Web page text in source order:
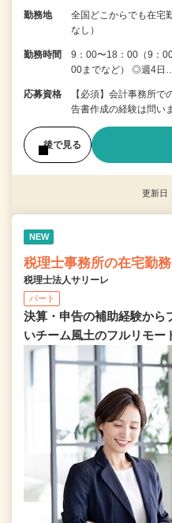
勤務地
全国どこからでも在宅
なし）
勤務時間
9：00〜18：00（9：
00までなど） ◎週4日
応募資格
【必須】会計事務所
告書作成の経験は問い
後で見る
更新日
NEW
税理士事務所の在宅勤
税理士法人サリーレ
パート
決算・申告の補助経験から
いチーム⾵⼟のフルリモー